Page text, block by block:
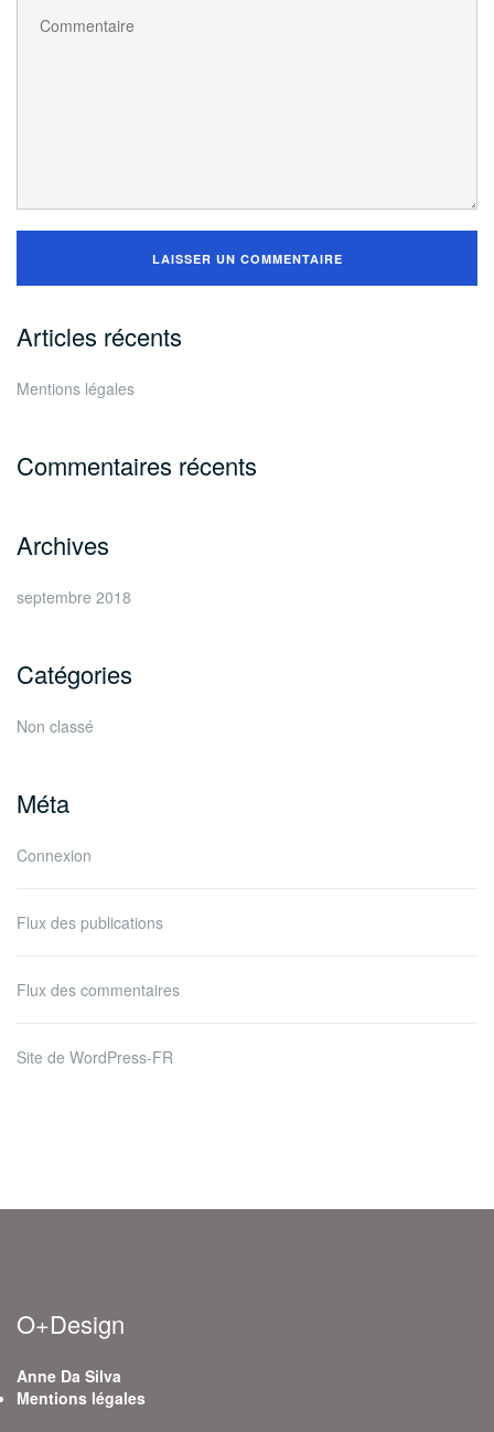
Articles récents
Mentions légales
Commentaires récents
Archives
septembre 2018
Catégories
Non classé
Méta
Connexion
Flux des publications
Flux des commentaires
Site de WordPress-FR
O+Design
Anne Da Silva
Mentions légales